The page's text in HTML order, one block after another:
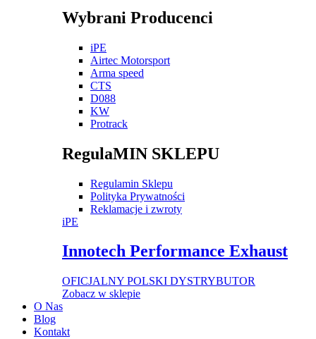
Wybrani Producenci
iPE
Airtec Motorsport
Arma speed
CTS
D088
KW
Protrack
RegulaMIN SKLEPU
Regulamin Sklepu
Polityka Prywatności
Reklamacje i zwroty
iPE
Innotech Performance Exhaust
OFICJALNY POLSKI DYSTRYBUTOR
Zobacz w sklepie
O Nas
Blog
Kontakt